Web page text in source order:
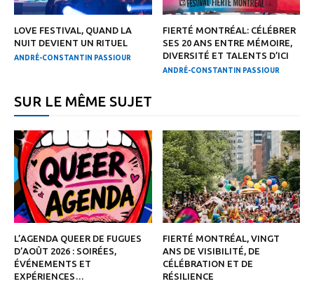
LOVE FESTIVAL, QUAND LA
NUIT DEVIENT UN RITUEL
ANDRÉ-CONSTANTIN PASSIOUR
FIERTÉ MONTRÉAL: CÉLÉBRER
SES 20 ANS ENTRE MÉMOIRE,
DIVERSITÉ ET TALENTS D’ICI
ANDRÉ-CONSTANTIN PASSIOUR
SUR LE MÊME SUJET
L’AGENDA QUEER DE FUGUES
D’AOÛT 2026 : SOIRÉES,
ÉVÉNEMENTS ET
EXPÉRIENCES…
FIERTÉ MONTRÉAL, VINGT
ANS DE VISIBILITÉ, DE
CÉLÉBRATION ET DE
RÉSILIENCE